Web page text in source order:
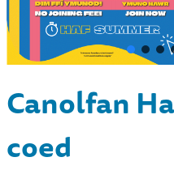
Canolfan
coed